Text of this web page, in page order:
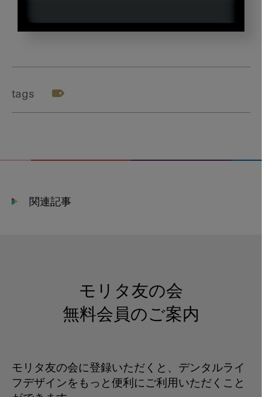
夏
tags
関連記事
モリタ友の会
無料会員のご案内
モリタ友の会に登録いただくと、デンタルライ
フデザインをもっと便利にご利用いただくこと